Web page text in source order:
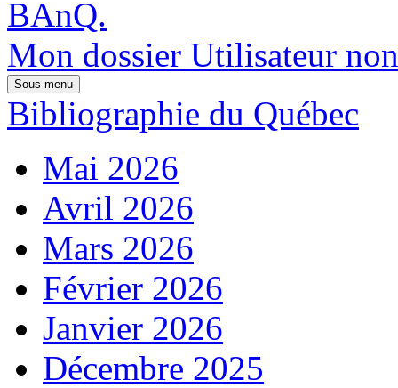
Mon dossier Utilisateur
Sous-menu
Bibliographie du Québec
Mai 2026
Avril 2026
Mars 2026
Février 2026
Janvier 2026
Décembre 2025